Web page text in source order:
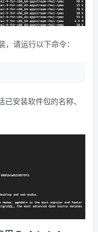
请运行以下命令：
安装软件包的名称、